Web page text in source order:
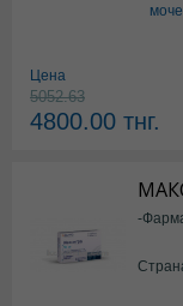
Цена
5052.63
4800.00 тнг.
-